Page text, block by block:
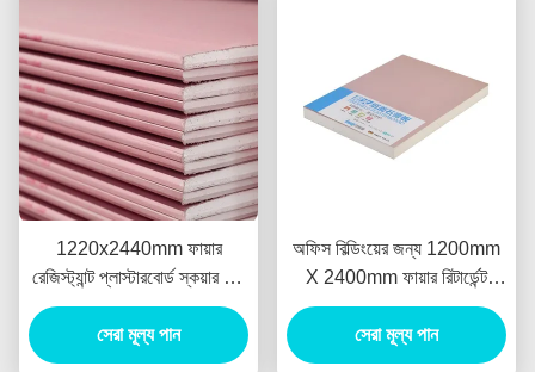
1220x2440mm ফায়ার
রেজিস্ট্যান্ট প্লাস্টারবোর্ড স্কয়ার এজ
টেপারড এজ সহ
সেরা মূল্য পান
অফিস বিল্ডিংয়ের জন্য 1200mm
X 2400mm ফায়ার রিটার্ডেন্ট
প্লাস্টার বোর্ড
সেরা মূল্য পান